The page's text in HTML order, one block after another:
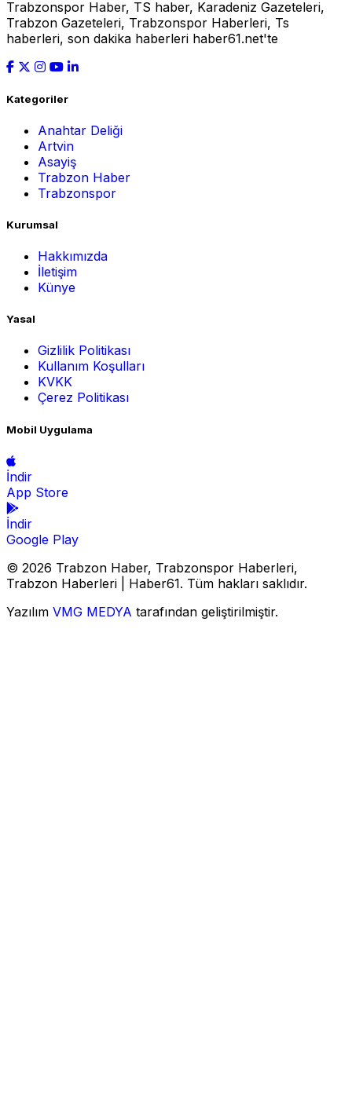
Trabzonspor Haber, TS haber, Karadeniz Gazeteleri,
Trabzon Gazeteleri, Trabzonspor Haberleri, Ts
haberleri, son dakika haberleri haber61.net'te
Kategoriler
Anahtar Deliği
Artvin
Asayiş
Trabzon Haber
Trabzonspor
Kurumsal
Hakkımızda
İletişim
Künye
Yasal
Gizlilik Politikası
Kullanım Koşulları
KVKK
Çerez Politikası
Mobil Uygulama
İndir
App Store
İndir
Google Play
© 2026 Trabzon Haber, Trabzonspor Haberleri,
Trabzon Haberleri | Haber61. Tüm hakları saklıdır.
Yazılım VMG MEDYA tarafından geliştirilmiştir.